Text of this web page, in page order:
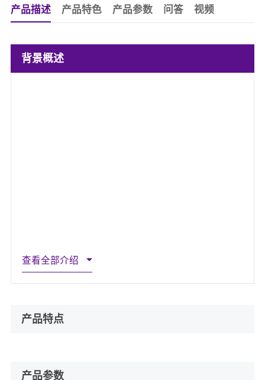
产品描述 产品特色 产品参数 问答 视频
背景概述
查看全部介绍
产品特点
产品参数